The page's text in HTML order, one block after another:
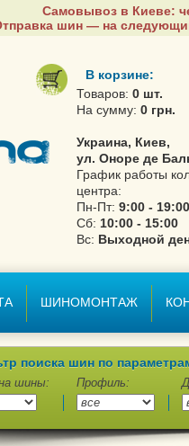
Самовывоз в Киеве:
шин — на
В корзине:
Товаров: 0 шт.
На сумму: 0 грн.
Украина, Киев,
ул. Оноре де
График работы
центра:
Пн-Пт: 9:00 - 19:00
Сб: 10:00 - 15:00
Вс: Выходной
ШИНОМОНТАЖ
поиска шин по
шины: Профиль: